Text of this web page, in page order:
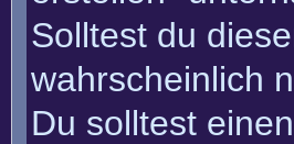
Solltest du
wahrscheinlich
Du solltest